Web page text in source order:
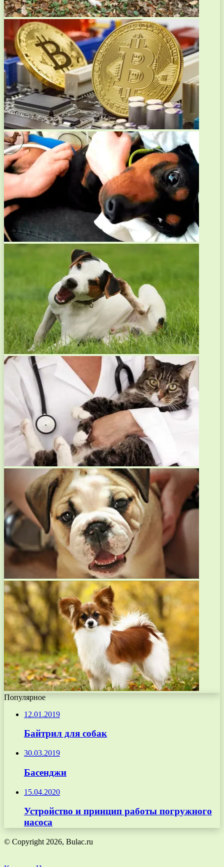
Популярное
12.01.2019
Байтрил для собак
30.03.2019
Басенджи
15.04.2020
Устройство и принцип работы погружного
насоса
© Copyright 2026, Bulac.ru